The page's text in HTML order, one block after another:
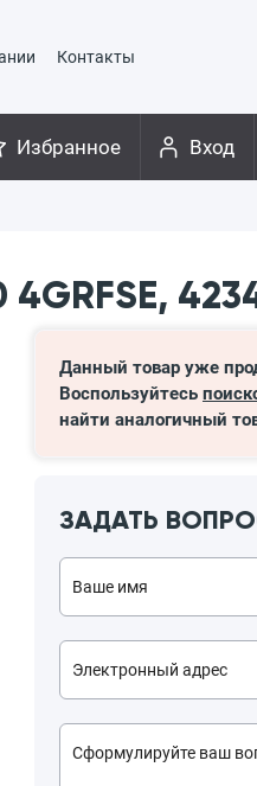
Контакты
Вход
Избранное
Данный товар уже
Воспользуйтесь
найти аналогичный
ЗАДАТЬ